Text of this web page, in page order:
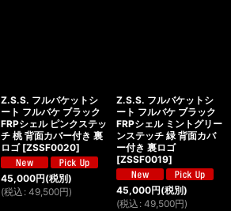
Z.S.S. フルバケットシ
ート フルバケ ブラック
FRPシェル ピンクステッ
チ 桃 背面カバー付き 裏
ロゴ [ZSSF0020]
45,000円(税別)
(税込 : 49,500円)
Z.S.S. フルバケットシ
ート フルバケ ブラック
FRPシェル ミントグリー
ンステッチ 緑 背面カバ
ー付き 裏ロゴ
[ZSSF0019]
45,000円(税別)
(税込 : 49,500円)